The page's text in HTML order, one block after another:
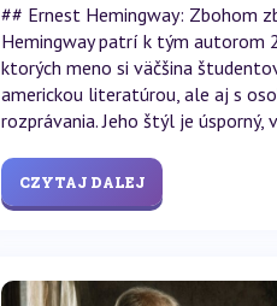
## Ernest Hemingway: Zbohom
Hemingway patrí k tým autorom
ktorých meno si väčšina
americkou literatúrou, ale aj s
rozprávania. Jeho štýl je úsporný,
CZYTAJ DALEJ